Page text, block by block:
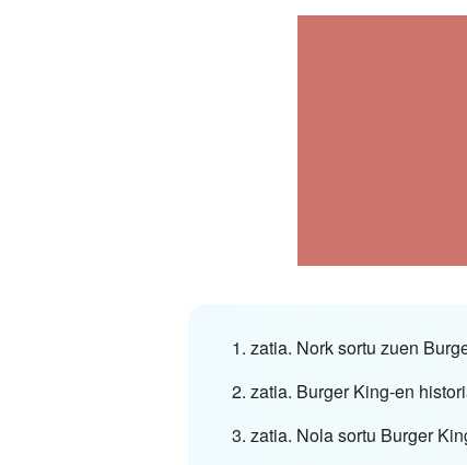
1. zatia. Nork sortu zuen
2. zatia. Burger King-en
3. zatia. Nola sortu Burger